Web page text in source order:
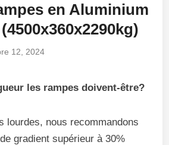
en Aluminium
12, 2024
les rampes doivent-être?
lourdes, nous recommandons
gradient supérieur à 30%